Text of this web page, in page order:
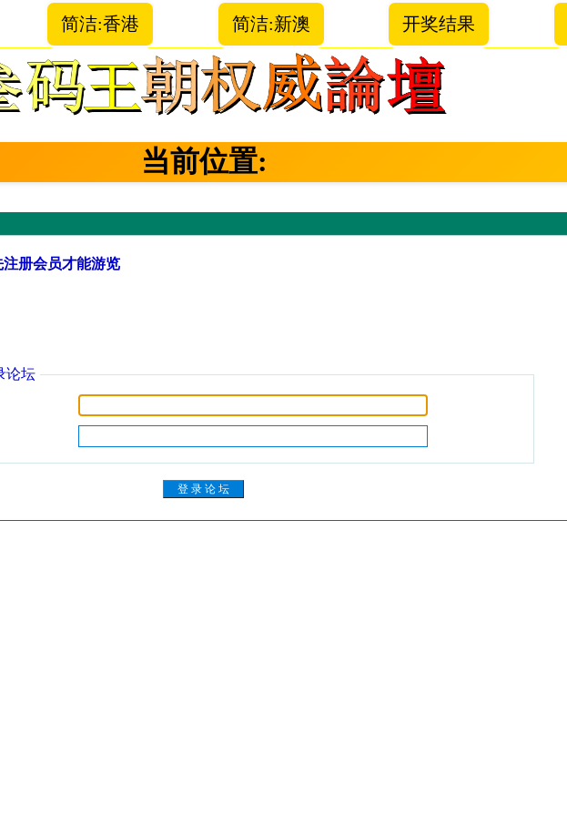
简洁:香港 简洁:新澳 开奖结果
当前位置:
册会员才能游览
论坛